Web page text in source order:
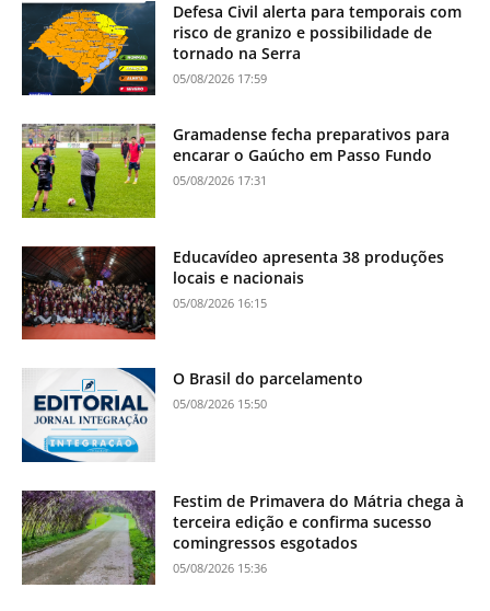
Defesa Civil alerta para temporais com
risco de granizo e possibilidade de
tornado na Serra
05/08/2026 17:59
Gramadense fecha preparativos para
encarar o Gaúcho em Passo Fundo
05/08/2026 17:31
Educavídeo apresenta 38 produções
locais e nacionais
05/08/2026 16:15
O Brasil do parcelamento
05/08/2026 15:50
Festim de Primavera do Mátria chega à
terceira edição e confirma sucesso
comingressos esgotados
05/08/2026 15:36